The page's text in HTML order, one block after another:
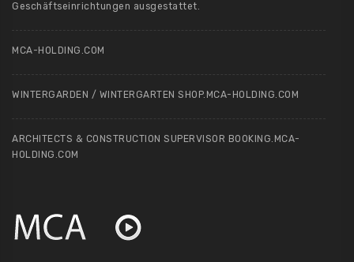
Geschäftseinrichtungen ausgestattet.
MCA-HOLDING.COM
WINTERGARDEN / WINTERGARTEN SHOP.MCA-HOLDING.COM
ARCHITECTS & CONSTRUCTION SUPERVISOR BOOKING.MCA-
HOLDING.COM